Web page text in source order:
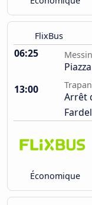
FlixBus
06:25
13:00
Arrêt
Économique